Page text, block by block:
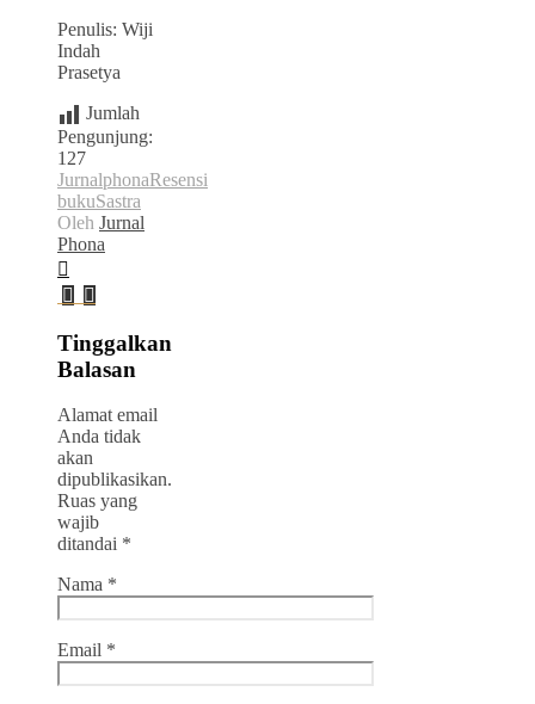
Penulis: Wiji
Indah
Prasetya
Jumlah
Pengunjung:
127
JurnalphonaResensi
bukuSastra
Oleh Jurnal
Phona
Tinggalkan
Balasan
Alamat email
Anda tidak
akan
dipublikasikan.
Ruas yang
wajib
ditandai *
Nama *
Email *